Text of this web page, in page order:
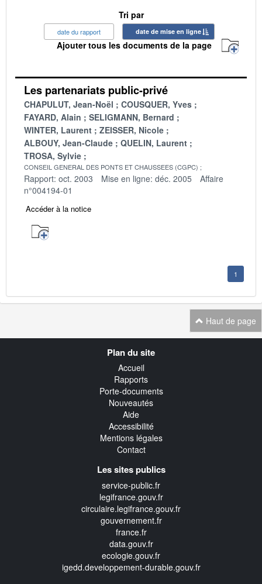
Tri par
date du rapport date de mise en ligne
Ajouter tous les documents de la page
Les partenariats public-privé
CHAPULUT, Jean-Noël
COUSQUER, Yves
FAYARD, Alain
SELIGMANN, Bernard
WINTER, Laurent
ZEISSER, Nicole
ALBOUY, Jean-Claude
QUELIN, Laurent
TROSA, Sylvie
CONSEIL GENERAL DES PONTS ET CHAUSSEES (CGPC)
Rapport: oct. 2003 Mise en ligne: déc. 2005
Affaire
n°004194-01
Accéder à la notice
1
Haut de page
Plan du site
Accueil
Rapports
Porte-documents
Nouveautés
Aide
Accessibilité
Mentions légales
Contact
Les sites publics
service-public.fr
legifrance.gouv.fr
circulaire.legifrance.gouv.fr
gouvernement.fr
france.fr
data.gouv.fr
ecologie.gouv.fr
igedd.developpement-durable.gouv.fr